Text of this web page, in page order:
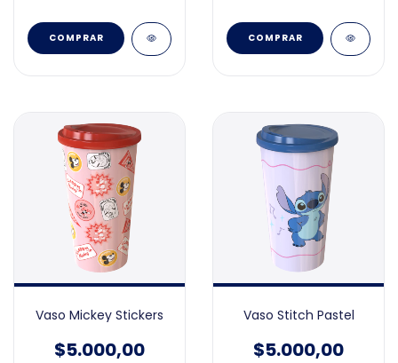
Vaso Mickey Stickers
$5.000,00
Vaso Stitch Pastel
$5.000,00